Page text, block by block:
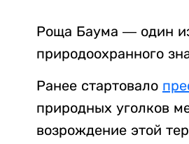
Роща Баума — один
природоохранного
Ранее стартовало
природных уголков
возрождение этой